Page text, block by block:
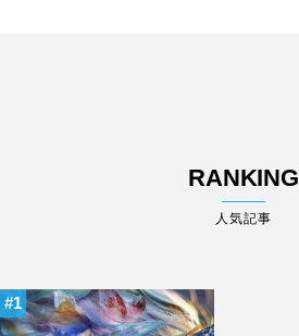
RANKING
人気記事
1